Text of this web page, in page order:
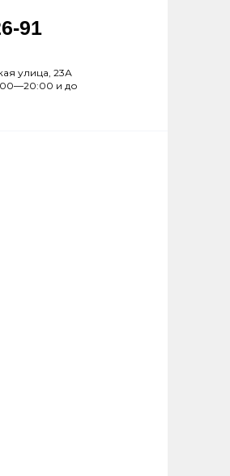
91
улица, 23А
и до